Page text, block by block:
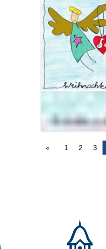
1 2 3